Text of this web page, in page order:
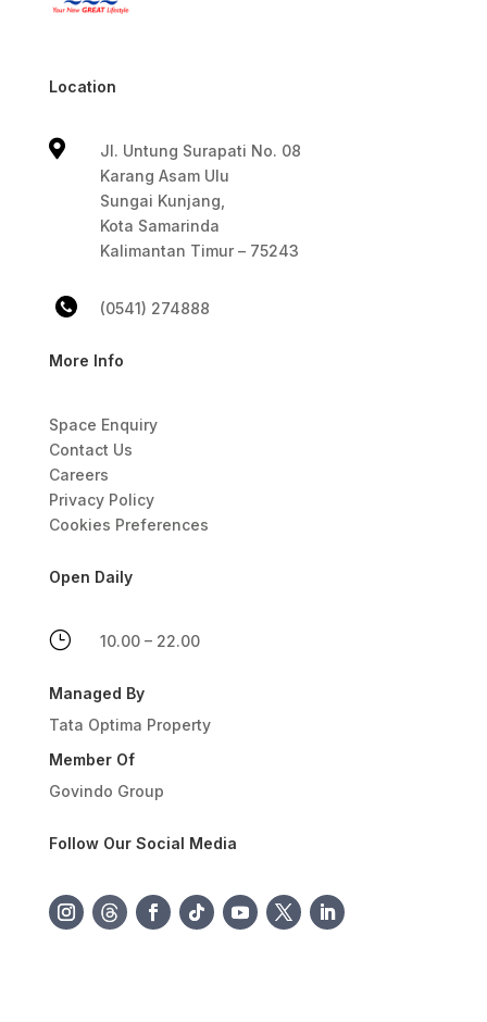
Location

Jl. Untung Surapati No. 08
Karang Asam Ulu
Sungai Kunjang,
Kota Samarinda
Kalimantan Timur – 75243
(0541) 274888
More Info
Space Enquiry
Contact Us
Careers
Privacy Policy
Cookies Preferences
Open Daily
} 10.00 – 22.00
Managed By
Tata Optima Property
Member Of
Govindo Group
Follow Our Social Media